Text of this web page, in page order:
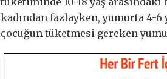
kadından fazlayken, yumurta 4-
çocuğun tüketmesi gereken